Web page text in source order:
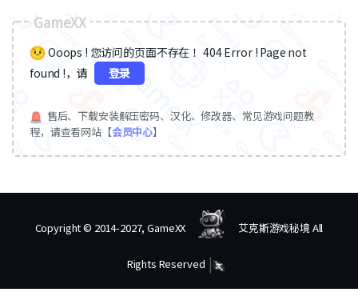
GameXX
Ooops ! 您访问的页面不存在 ！404 Error ! Page not
found !，请
登录
售后、下载安装解压密码、汉化、修改器、常见游戏问题教
程，请查看网站【会员中心】
Copyright © 2014-2027, GameXX 艾克斯游戏秘境 All
Rights Reserved